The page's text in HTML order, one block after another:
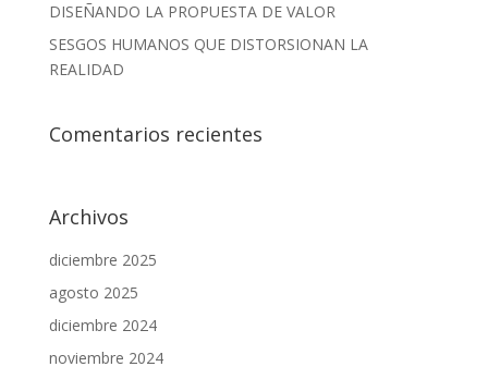
DISEÑANDO LA PROPUESTA DE VALOR
SESGOS HUMANOS QUE DISTORSIONAN LA
REALIDAD
Comentarios recientes
Archivos
diciembre 2025
agosto 2025
diciembre 2024
noviembre 2024